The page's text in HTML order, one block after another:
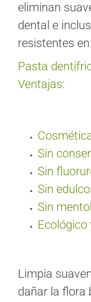
eliminan
dental e
resistentes
Pasta
Ventajas:
Sin
Sin
Sin
Sin
Ecológico
Limpia
dañar la flora